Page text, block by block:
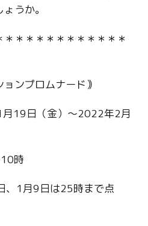
うか。
＊＊＊＊＊＊＊＊＊＊＊
ンプロムナード｠
19日（金）～2022年2月
時
1月9日は25時まで点